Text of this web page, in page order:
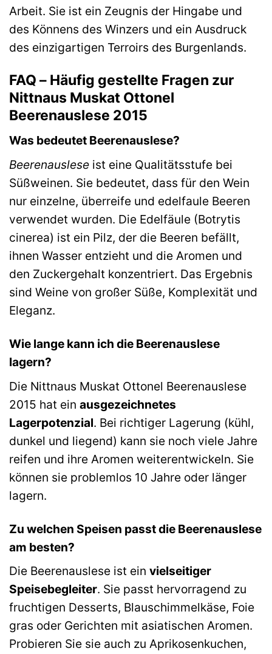
Arbeit. Sie ist ein Zeugnis der Hingabe und
des Könnens des Winzers und ein Ausdruck
des einzigartigen Terroirs des Burgenlands.
FAQ – Häufig gestellte Fragen zur
Nittnaus Muskat Ottonel
Beerenauslese 2015
Was bedeutet Beerenauslese?
Beerenauslese ist eine Qualitätsstufe bei
Süßweinen. Sie bedeutet, dass für den Wein
nur einzelne, überreife und edelfaule Beeren
verwendet wurden. Die Edelfäule (Botrytis
cinerea) ist ein Pilz, der die Beeren befällt,
ihnen Wasser entzieht und die Aromen und
den Zuckergehalt konzentriert. Das Ergebnis
sind Weine von großer Süße, Komplexität und
Eleganz.
Wie lange kann ich die Beerenauslese
lagern?
Die Nittnaus Muskat Ottonel Beerenauslese
2015 hat ein ausgezeichnetes
Lagerpotenzial. Bei richtiger Lagerung (kühl,
dunkel und liegend) kann sie noch viele Jahre
reifen und ihre Aromen weiterentwickeln. Sie
können sie problemlos 10 Jahre oder länger
lagern.
Zu welchen Speisen passt die Beerenauslese
am besten?
Die Beerenauslese ist ein vielseitiger
Speisebegleiter. Sie passt hervorragend zu
fruchtigen Desserts, Blauschimmelkäse, Foie
gras oder Gerichten mit asiatischen Aromen.
Probieren Sie sie auch zu Aprikosenkuchen,